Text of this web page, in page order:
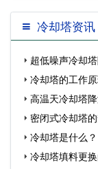
冷却塔资讯
超低噪声冷却
冷却塔的工作
的…高温天冷却塔
多…密闭式冷却塔
冷却塔是什么？
冷却塔填料更